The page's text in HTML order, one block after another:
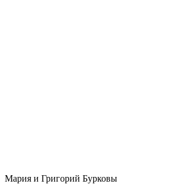
Мария и Григорий Бурковы